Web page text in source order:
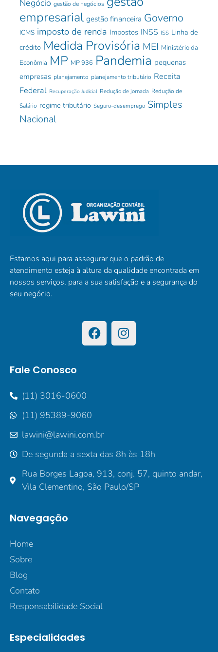
Negócio gestão de negócios
empresarial gestão financeira Governo
ICMS imposto de renda Impostos INSS ISS Linha de
crédito Medida Provisória MEI Ministério da
Econômia MP MP 936 Pandemia pequenas
empresas planejamento planejamento tributário Receita
Federal Recuperação Judicial Redução de jornada Redução de
Salário regime tributário Seguro-desemprego Simples
Nacional
Estamos aqui para assegurar que o padrão de
atendimento esteja à altura da qualidade encontrada em
nossos serviços, para a sua satisfação e a segurança do
seu negócio.
Fale Conosco
(11) 3016-0600
(11) 95389-9060
lawini@lawini.com.br
De segunda a sexta das 8h às 18h
Rua Borges Lagoa, 913, conj. 57, quinto andar,
Vila Clementino, São Paulo/SP
Navegação
Home
Sobre
Blog
Contato
Responsabilidade Social
Especialidades